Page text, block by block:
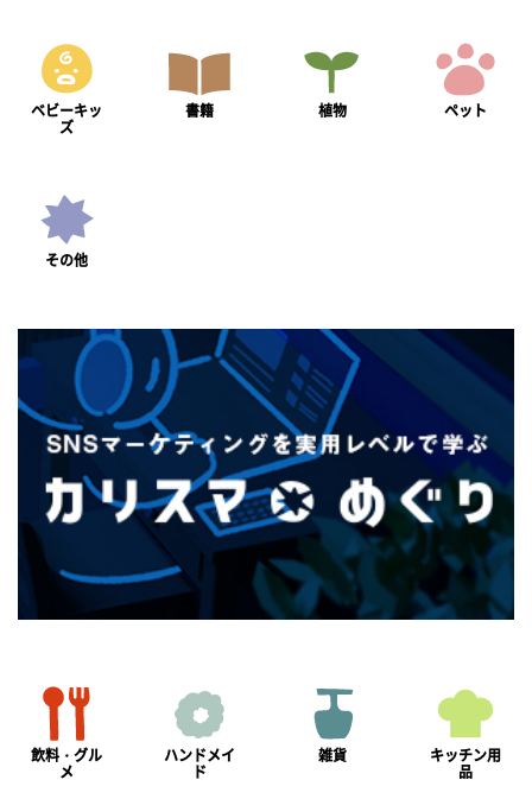
ベビーキッ
ズ
書籍 植物 ペット
その他
飲料・グル
メ
ハンドメイ
ド
雑貨 キッチン用
品